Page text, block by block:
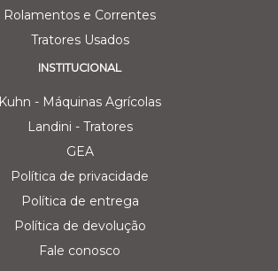
Rolamentos e Correntes
Tratores Usados
INSTITUCIONAL
Kuhn - Máquinas Agrícolas
Landini - Tratores
GEA
Política de privacidade
Política de entrega
Política de devolução
Fale conosco